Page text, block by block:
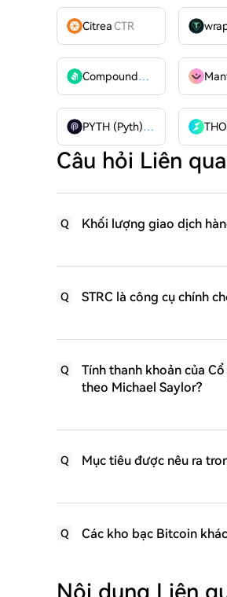
CitreaCTR
Compound
COMP
PYTH (Pyth)
PYTH
Câu hỏi Liên
Q Khối lượng giao dịch
Q STRC là công cụ chính
Q
Tính thanh khoản của
theo Michael Saylor?
Q Mục tiêu được nêu ra
Q Các kho bạc Bitcoin